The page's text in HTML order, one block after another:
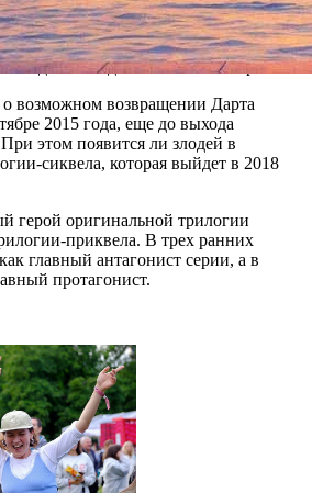
Джонс, Диего Луна, Бен
В российском прокате фильм
один. Звездные войны: Истории».
возможном возвращении Дарта
2015 года, еще до выхода
этом появится ли злодей в
сиквела, которая выйдет в 2018
герой оригинальной трилогии
приквела. В трех ранних
главный антагонист серии, а в
протагонист.